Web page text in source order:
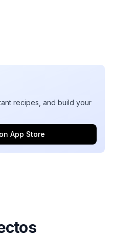
recipes, and build your
App Store